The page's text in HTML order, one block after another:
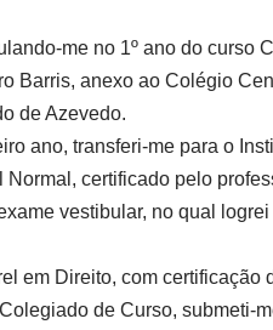
me no 1º ano do curso
Barris, anexo ao Colégio
de Azevedo.
ano, transferi-me para o
certificado pelo
vestibular, no qual
em Direito, com
de Curso, submeti-